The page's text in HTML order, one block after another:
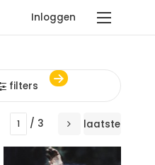
Inloggen
filters
/ 3 laatste